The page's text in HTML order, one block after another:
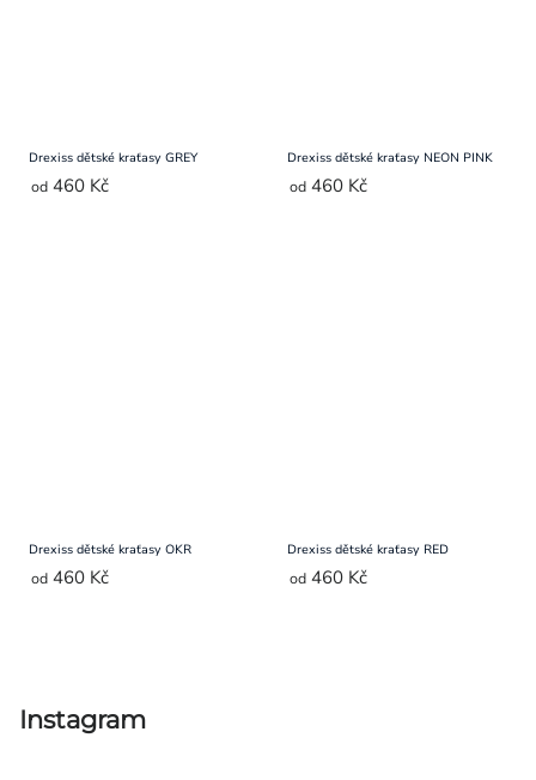
Drexiss dětské kraťasy GREY
od 460 Kč
Drexiss dětské kraťasy NEON PINK
od 460 Kč
Drexiss dětské kraťasy OKR
od 460 Kč
Drexiss dětské kraťasy RED
od 460 Kč
výpisu
Instagram